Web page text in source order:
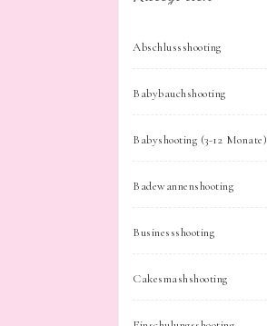
Abschlussshooting
Babybauchshooting
Babyshooting (3-12 Monate)
Badewannenshooting
Businessshooting
Cakesmashshooting